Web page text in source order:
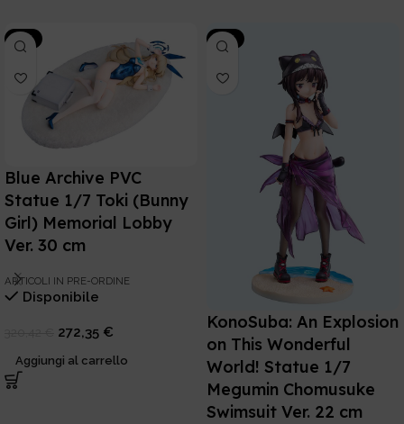
-15%
Blue Archive PVC
Statue 1/7 Toki (Bunny
Girl) Memorial Lobby
Ver. 30 cm
ARTICOLI IN PRE-ORDINE
Disponibile
272,35 €
Aggiungi al carrello
-15%
KonoSuba: An Explosion
on This Wonderful
World! Statue 1/7
Megumin Chomusuke
Swimsuit Ver. 22 cm